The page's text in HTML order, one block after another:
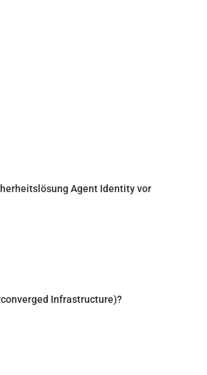
Agent Identity vor
Infrastructure)?